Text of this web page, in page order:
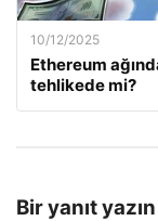
10/12/2025
Ethereum
tehlikede mi?
Bir yanıt yazın